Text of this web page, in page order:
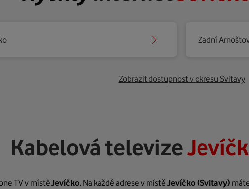
Zadní
Zobrazit dostupnost v okresu Svitavy
Kabelová televize
TV v místě Jevíčko. Na každé adrese v místě Jevíčko (Svitavy)